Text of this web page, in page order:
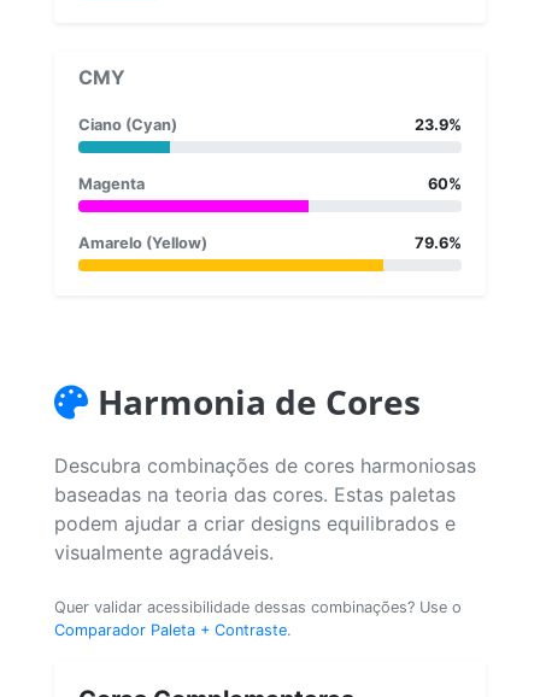
CMY
Ciano (Cyan) 23.9%
Magenta 60%
Amarelo (Yellow) 79.6%
Harmonia de Cores
Descubra combinações de cores harmoniosas
baseadas na teoria das cores. Estas paletas
podem ajudar a criar designs equilibrados e
visualmente agradáveis.
Quer validar acessibilidade dessas combinações? Use o
Comparador Paleta + Contraste.